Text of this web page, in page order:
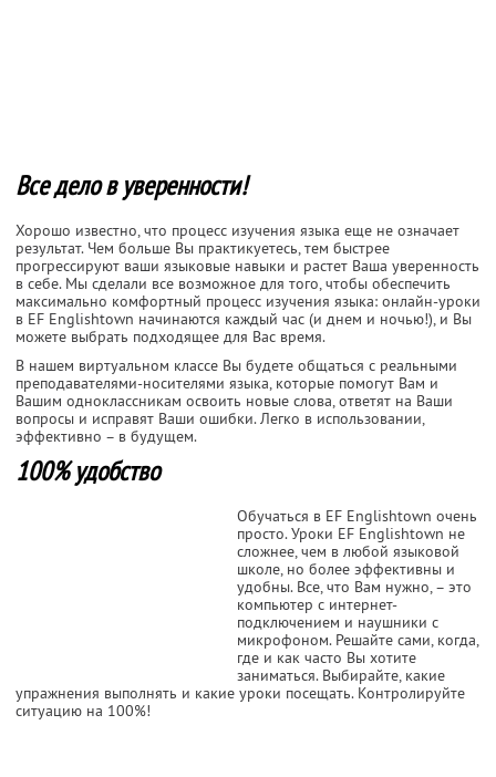
Все дело в уверенности!
Хорошо известно, что процесс изучения языка еще не означает
результат. Чем больше Вы практикуетесь, тем быстрее
прогрессируют ваши языковые навыки и растет Ваша уверенность
в себе. Мы сделали все возможное для того, чтобы обеспечить
максимально комфортный процесс изучения языка: онлайн-уроки
в EF Englishtown начинаются каждый час (и днем и ночью!), и Вы
можете выбрать подходящее для Вас время.
В нашем виртуальном классе Вы будете общаться с реальными
преподавателями-носителями языка, которые помогут Вам и
Вашим одноклассникам освоить новые слова, ответят на Ваши
вопросы и исправят Ваши ошибки. Легко в использовании,
эффективно – в будущем.
100% удобство
Обучаться в EF Englishtown очень
просто. Уроки EF Englishtown не
сложнее, чем в любой языковой
школе, но более эффективны и
удобны. Все, что Вам нужно, – это
компьютер с интернет-
подключением и наушники с
микрофоном. Решайте сами, когда,
где и как часто Вы хотите
заниматься. Выбирайте, какие
упражнения выполнять и какие уроки посещать. Контролируйте
ситуацию на 100%!